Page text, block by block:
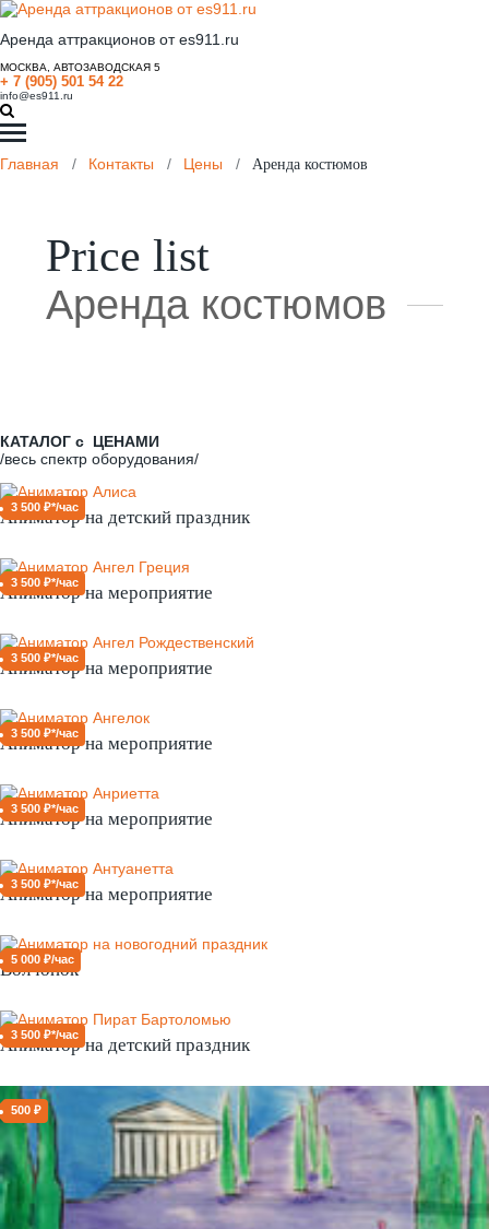
Аренда аттракционов от es911.ru
МОСКВА, АВТОЗАВОДСКАЯ 5
+ 7 (905) 501 54 22
info@es911.ru
Главная / Контакты / Цены / Аренда костюмов
Price list
Аренда костюмов
КАТАЛОГ с ЦЕНАМИ
/весь спектр оборудования/
3 500 ₽*/час
Аниматор на детский праздник
3 500 ₽*/час
Аниматор на мероприятие
3 500 ₽*/час
Аниматор на мероприятие
3 500 ₽*/час
Аниматор на мероприятие
3 500 ₽*/час
Аниматор на мероприятие
3 500 ₽*/час
Аниматор на мероприятие
5 000 ₽/час
Волчонок
3 500 ₽*/час
Аниматор на детский праздник
500 ₽